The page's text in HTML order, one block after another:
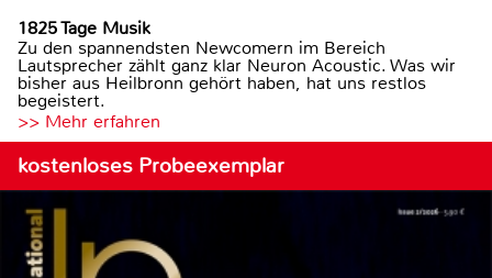
1825 Tage Musik
Zu den spannendsten Newcomern im Bereich
Lautsprecher zählt ganz klar Neuron Acoustic. Was wir
bisher aus Heilbronn gehört haben, hat uns restlos
begeistert.
>> Mehr erfahren
kostenloses Probeexemplar